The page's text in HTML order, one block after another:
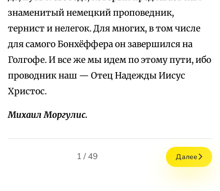
знаменитый немецкий проповедник,
тернист и нелегок. Для многих, в том числе
для самого Бонхёффера он завершился на
Голгофе. И все же мы идем по этому пути, ибо
проводник наш — Отец Надежды Иисус
Христос.
Михаил Моргулис.
1 / 49 Далее